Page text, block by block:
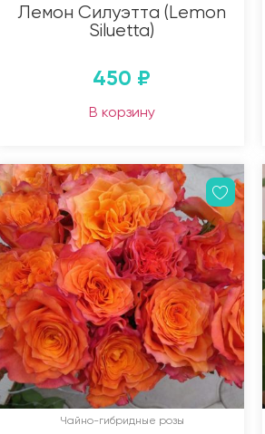
Лемон Силуэтта (Lemon
Siluetta)
450 ₽
В корзину
Чайно-гибридные розы